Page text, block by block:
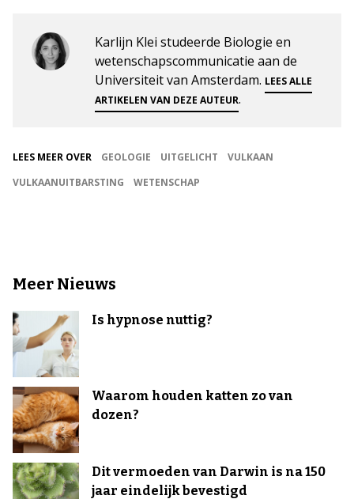
Karlijn Klei studeerde Biologie en
wetenschapscommunicatie aan de
Universiteit van Amsterdam. LEES ALLE
ARTIKELEN VAN DEZE AUTEUR.
LEES MEER OVER GEOLOGIE UITGELICHT
VULKAAN
VULKAANUITBARSTING
WETENSCHAP
Meer Nieuws
Is hypnose nuttig?
Waarom houden katten zo van
dozen?
Dit vermoeden van Darwin is na 150
jaar eindelijk bevestigd